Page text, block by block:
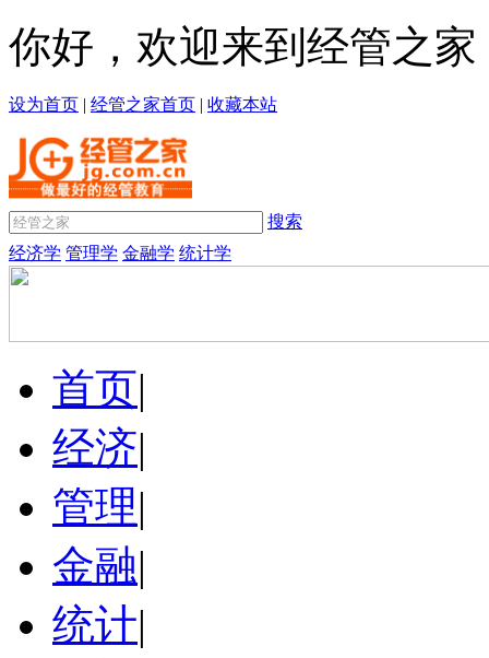
你好，欢迎来到经管之家
设为首页 | 经管之家首页 | 收藏本站
搜索
经济学 管理学 金融学 统计学
首页|
经济|
管理|
金融|
统计|